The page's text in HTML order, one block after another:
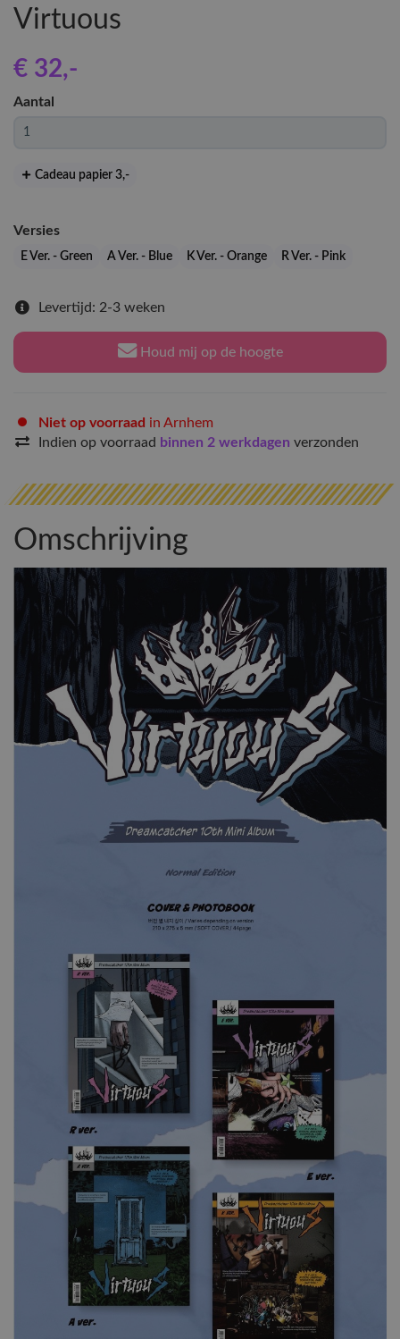
Virtuous
€ 32,-
Aantal
Cadeau papier 3,-
Versies
E Ver. - Green A Ver. - Blue K Ver. - Orange R Ver. - Pink
Levertijd: 2-3 weken
Houd mij op de hoogte
Niet op voorraad in Arnhem
Indien op voorraad binnen 2 werkdagen verzonden
Omschrijving